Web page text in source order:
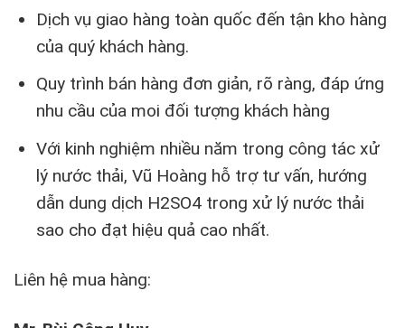
Dịch vụ giao hàng toàn quốc đến tận kho hàng
của quý khách hàng.
Quy trình bán hàng đơn giản, rõ ràng, đáp ứng
nhu cầu của moi đối tượng khách hàng
Với kinh nghiệm nhiều năm trong công tác xử
lý nước thải, Vũ Hoàng hỗ trợ tư vấn, hướng
dẫn dung dịch H2SO4 trong xử lý nước thải
sao cho đạt hiệu quả cao nhất.
Liên hệ mua hàng: